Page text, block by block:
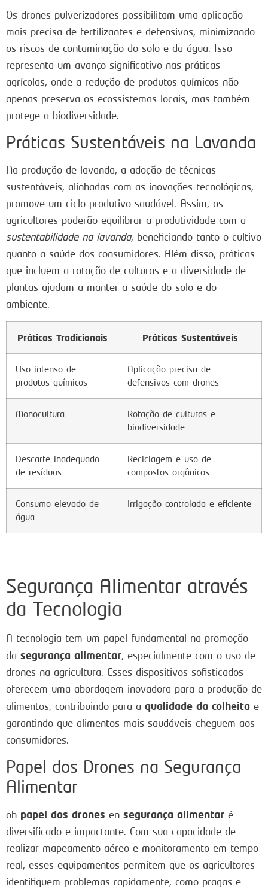
Os drones pulverizadores possibilitam uma aplicação
mais precisa de fertilizantes e defensivos, minimizando
os riscos de contaminação do solo e da água. Isso
representa um avanço significativo nas práticas
agrícolas, onde a redução de produtos químicos não
apenas preserva os ecossistemas locais, mas também
protege a biodiversidade.
Práticas Sustentáveis na Lavanda
Na produção de lavanda, a adoção de técnicas
sustentáveis, alinhadas com as inovações tecnológicas,
promove um ciclo produtivo saudável. Assim, os
agricultores poderão equilibrar a produtividade com a
sustentabilidade na lavanda, beneficiando tanto o cultivo
quanto a saúde dos consumidores. Além disso, práticas
que incluem a rotação de culturas e a diversidade de
plantas ajudam a manter a saúde do solo e do
ambiente.
Práticas Tradicionais Práticas Sustentáveis
Uso intenso de
produtos químicos
Aplicação precisa de
defensivos com drones
Monocultura
Rotação de culturas e
biodiversidade
Descarte inadequado
de resíduos
Reciclagem e uso de
compostos orgânicos
Consumo elevado de
água
Irrigação controlada e eficiente
Segurança Alimentar através
da Tecnologia
A tecnologia tem um papel fundamental na promoção
da segurança alimentar, especialmente com o uso de
drones na agricultura. Esses dispositivos sofisticados
oferecem uma abordagem inovadora para a produção de
alimentos, contribuindo para a qualidade da colheita e
garantindo que alimentos mais saudáveis cheguem aos
consumidores.
Papel dos Drones na Segurança
Alimentar
oh papel dos drones en segurança alimentar é
diversificado e impactante. Com sua capacidade de
realizar mapeamento aéreo e monitoramento em tempo
real, esses equipamentos permitem que os agricultores
identifiquem problemas rapidamente, como pragas e